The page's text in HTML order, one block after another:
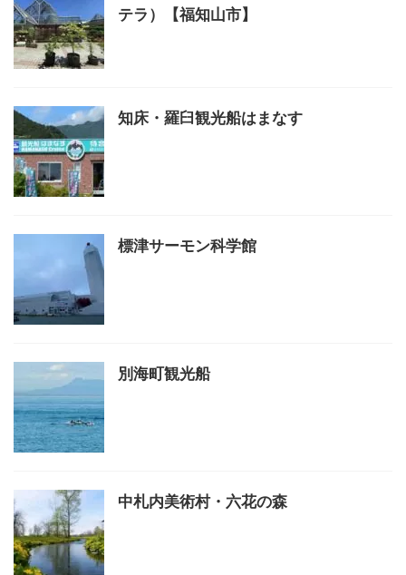
テラ）【福知山市】
知床・羅臼観光船はまなす
標津サーモン科学館
別海町観光船
中札内美術村・六花の森